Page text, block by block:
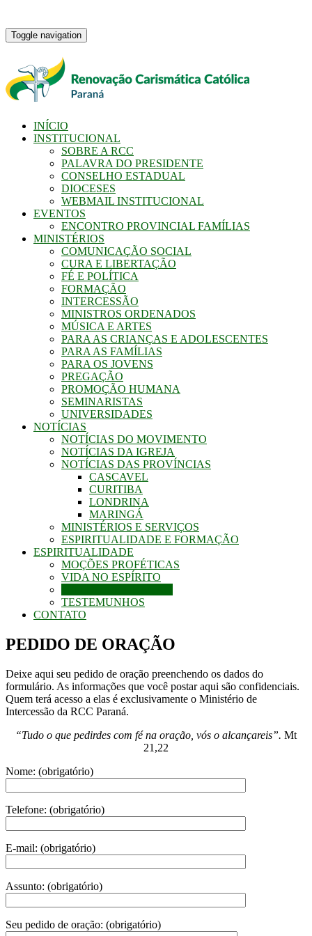
Toggle navigation
INÍCIO
INSTITUCIONAL
SOBRE A RCC
PALAVRA DO PRESIDENTE
CONSELHO ESTADUAL
DIOCESES
WEBMAIL INSTITUCIONAL
EVENTOS
ENCONTRO PROVINCIAL FAMÍLIAS
MINISTÉRIOS
COMUNICAÇÃO SOCIAL
CURA E LIBERTAÇÃO
FÉ E POLÍTICA
FORMAÇÃO
INTERCESSÃO
MINISTROS ORDENADOS
MÚSICA E ARTES
PARA AS CRIANÇAS E ADOLESCENTES
PARA AS FAMÍLIAS
PARA OS JOVENS
PREGAÇÃO
PROMOÇÃO HUMANA
SEMINARISTAS
UNIVERSIDADES
NOTÍCIAS
NOTÍCIAS DO MOVIMENTO
NOTÍCIAS DA IGREJA
NOTÍCIAS DAS PROVÍNCIAS
CASCAVEL
CURITIBA
LONDRINA
MARINGÁ
MINISTÉRIOS E SERVIÇOS
ESPIRITUALIDADE E FORMAÇÃO
ESPIRITUALIDADE
MOÇÕES PROFÉTICAS
VIDA NO ESPÍRITO
TESTEMUNHOS
CONTATO
PEDIDO DE ORAÇÃO
Deixe aqui seu pedido de oração preenchendo os dados do
formulário. As informações que você postar aqui são confidenciais.
Quem terá acesso a elas é exclusivamente o Ministério de
Intercessão da RCC Paraná.
“Tudo o que pedirdes com fé na oração, vós o alcançareis”. Mt
21,22
Nome: (obrigatório)
Telefone: (obrigatório)
E-mail: (obrigatório)
Assunto: (obrigatório)
Seu pedido de oração: (obrigatório)